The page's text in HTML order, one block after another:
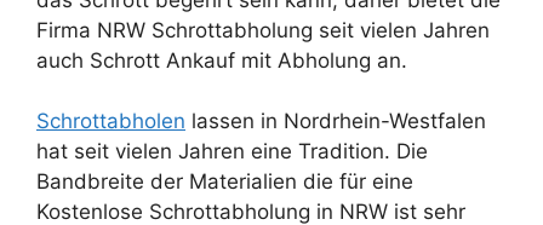
Firma NRW Schrottabholung seit vielen Jahren
auch Schrott Ankauf mit Abholung an.
Schrottabholen lassen in Nordrhein-Westfalen
hat seit vielen Jahren eine Tradition. Die
Bandbreite der Materialien die für eine
Kostenlose Schrottabholung in NRW ist sehr